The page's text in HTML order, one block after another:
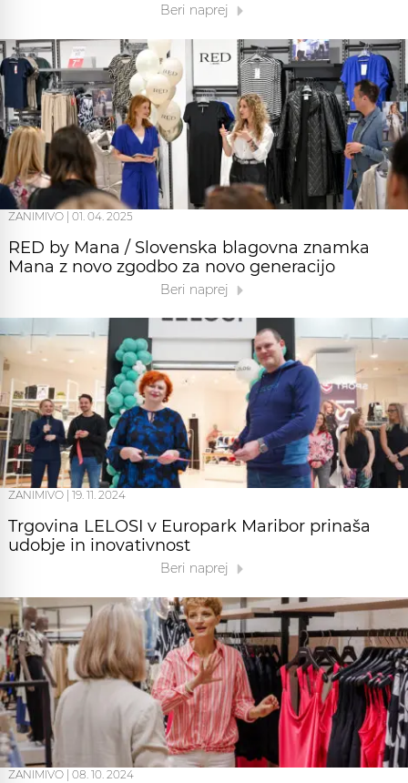
Beri naprej
ZANIMIVO | 01. 04. 2025
RED by Mana / Slovenska blagovna znamka
Mana z novo zgodbo za novo generacijo
Beri naprej
ZANIMIVO 19. 11. 2024
Trgovina LELOSI v Europark Maribor prinaša
udobje in inovativnost
Beri naprej
ZANIMIVO 08. 10. 2024